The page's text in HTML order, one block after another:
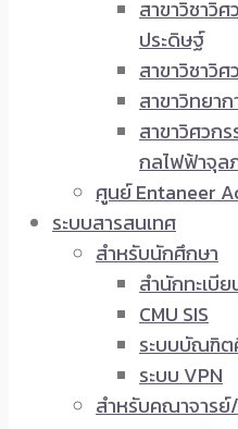
สาขาวิชาวิ
ประดิษฐ์
สาขาวิชาวิ
สาขาวิทยา
สาขาวิศวก
กลไฟฟ้าจุล
ศูนย์ Entaneer
ระบบสารสนเทศ
สำหรับนักศึกษา
สำนักทะเบี
CMU SIS
ระบบบัณฑิต
ระบบ VPN
สำหรับคณาจารย์